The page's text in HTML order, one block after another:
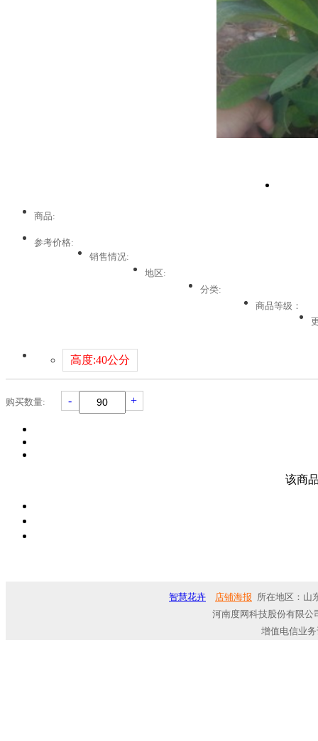
商品:
参考价格:
销售情况:
地区:
分类:
商品等级：
高度:40公分
购买数量: - +
该商
智慧花卉 店铺海报 所在地区：山
河南度网科技股份有限
增值电信业